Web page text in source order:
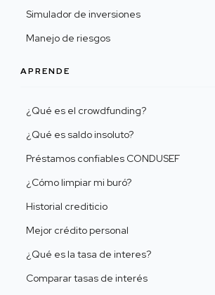
Simulador de inversiones
Manejo de riesgos
APRENDE
¿Qué es el crowdfunding?
¿Qué es saldo insoluto?
Préstamos confiables CONDUSEF
¿Cómo limpiar mi buró?
Historial crediticio
Mejor crédito personal
¿Qué es la tasa de interes?
Comparar tasas de interés